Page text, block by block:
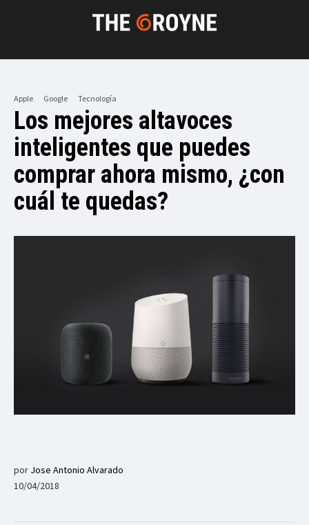
Apple Google Tecnología
Los mejores altavoces
inteligentes que puedes
comprar ahora mismo, ¿con
cuál te quedas?
por Jose Antonio Alvarado
10/04/2018